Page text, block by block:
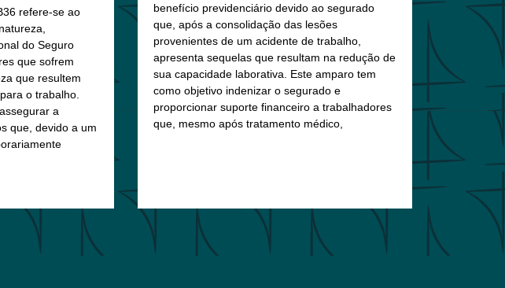
refere-se ao
do Seguro
que sofrem
que resultem
o trabalho.
a
que, devido a um
benefício previdenciário devido ao segurado
que, após a consolidação das lesões
provenientes de um acidente de trabalho,
apresenta sequelas que resultam na redução de
sua capacidade laborativa. Este amparo tem
como objetivo indenizar o segurado e
proporcionar suporte financeiro a trabalhadores
que, mesmo após tratamento médico,